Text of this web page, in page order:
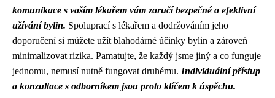
komunikace s vaším lékařem vám zaručí bezpečné a efektivní
užívání bylin. Spoluprací s lékařem a dodržováním jeho
doporučení si můžete užít blahodárné účinky bylin a zároveň
minimalizovat rizika. Pamatujte, že každý jsme jiný a co funguje
jednomu, nemusí nutně fungovat druhému. Individuální přístup
a konzultace s odborníkem jsou proto klíčem k úspěchu.